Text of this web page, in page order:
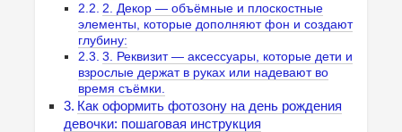
2. Декор — объёмные и плоскостные
элементы, которые дополняют фон и создают
глубину:
3. Реквизит — аксессуары, которые дети и
взрослые держат в руках или надевают во
время съёмки.
Как оформить фотозону на день рождения
девочки: пошаговая инструкция